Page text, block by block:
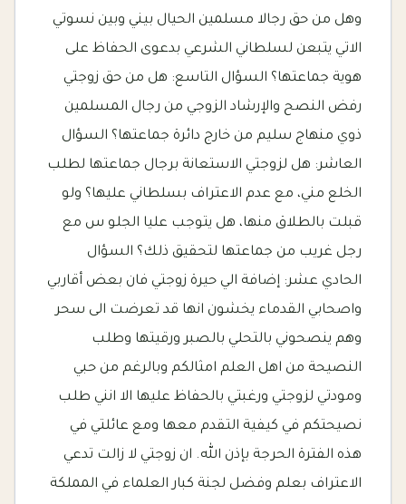
وهل من حق رجالا مسلمين الحيال بيني وبين نسوتي
الاتي يتبعن لسلطاني الشرعي بدعوى الحفاظ على
هوية جماعتها؟ السؤال التاسع: هل من حق زوجتي
رفض النصح والإرشاد الزوجي من رجال المسلمين
ذوي منهاج سليم من خارج دائرة جماعتها؟ السؤال
العاشر: هل لزوجتي الاستعانة برجال جماعتها لطلب
الخلع مني، مع عدم الاعتراف بسلطاني عليها؟ ولو
قبلت بالطلاق منها، هل يتوجب عليا الجلو س مع
رجل غريب من جماعتها لتحقيق ذلك؟ السؤال
الحادي عشر: إضافة الي حيرة زوجتي فان بعض أقاربي
واصحابي القدماء يخشون انها قد تعرضت الى سحر
وهم ينصحوني بالتحلي بالصبر ورقيتها وطلب
النصيحة من اهل العلم امثالكم وبالرغم من حبي
ومودتي لزوجتي ورغبتي بالحفاظ عليها الا انني طلب
نصيحتكم في كيفية التقدم معها ومع عائلتي في
هذه الفترة الحرجة بإذن الله. ان زوجتي لا زالت تدعي
الاعتراف بعلم وفضل لجنة كبار العلماء في المملكة